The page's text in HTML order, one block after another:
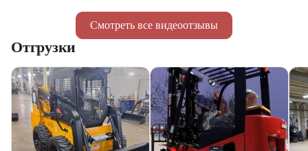
Смотреть все видеоотзывы
Отгрузки